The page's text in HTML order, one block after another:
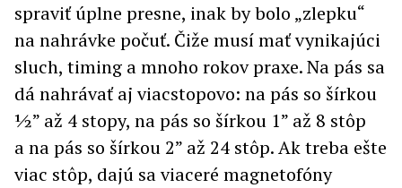
spraviť úplne presne, inak by bolo „zlepku“
na nahrávke počuť. Čiže musí mať vynikajúci
sluch, timing a mnoho rokov praxe. Na pás sa
dá nahrávať aj viacstopovo: na pás so šírkou
½” až 4 stopy, na pás so šírkou 1” až 8 stôp
a na pás so šírkou 2” až 24 stôp. Ak treba ešte
viac stôp, dajú sa viaceré magnetofóny